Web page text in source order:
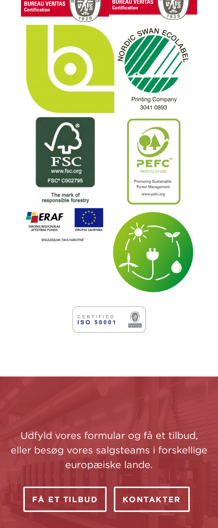
Udfyld vores formular og få et tilbud,
eller besøg vores salgsteams i forskellige
europæiske lande.
FÅ ET TILBUD KONTAKTER